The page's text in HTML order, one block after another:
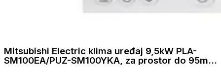
Mitsubishi Electric klima uređaj 9,5kW PLA-
SM100EA/PUZ-SM100YKA, za prostor do 95m2,